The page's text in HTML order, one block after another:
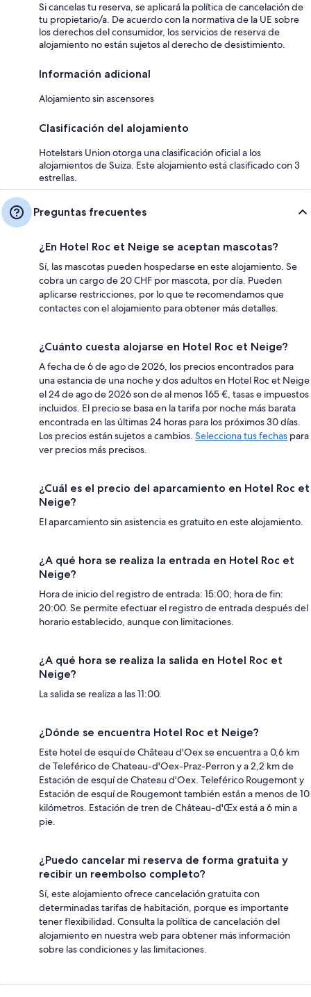
Si cancelas tu reserva, se aplicará la política de cancelación de
tu propietario/a. De acuerdo con la normativa de la UE sobre
los derechos del consumidor, los servicios de reserva de
alojamiento no están sujetos al derecho de desistimiento.
Información adicional
Alojamiento sin ascensores
Clasificación del alojamiento
Hotelstars Union otorga una clasificación oficial a los
alojamientos de Suiza. Este alojamiento está clasificado con 3
estrellas.
Preguntas frecuentes
¿En Hotel Roc et Neige se aceptan mascotas?
Sí, las mascotas pueden hospedarse en este alojamiento. Se
cobra un cargo de 20 CHF por mascota, por día. Pueden
aplicarse restricciones, por lo que te recomendamos que
contactes con el alojamiento para obtener más detalles.
¿Cuánto cuesta alojarse en Hotel Roc et Neige?
A fecha de 6 de ago de 2026, los precios encontrados para
una estancia de una noche y dos adultos en Hotel Roc et Neige
el 24 de ago de 2026 son de al menos 165 €, tasas e impuestos
incluidos. El precio se basa en la tarifa por noche más barata
encontrada en las últimas 24 horas para los próximos 30 días.
Los precios están sujetos a cambios. Selecciona tus fechas para
ver precios más precisos.
¿Cuál es el precio del aparcamiento en Hotel Roc et
Neige?
El aparcamiento sin asistencia es gratuito en este alojamiento.
¿A qué hora se realiza la entrada en Hotel Roc et
Neige?
Hora de inicio del registro de entrada: 15:00; hora de fin:
20:00. Se permite efectuar el registro de entrada después del
horario establecido, aunque con limitaciones.
¿A qué hora se realiza la salida en Hotel Roc et
Neige?
La salida se realiza a las 11:00.
¿Dónde se encuentra Hotel Roc et Neige?
Este hotel de esquí de Château d'Oex se encuentra a 0,6 km
de Teleférico de Chateau-d'Oex-Praz-Perron y a 2,2 km de
Estación de esquí de Chateau d'Oex. Teleférico Rougemont y
Estación de esquí de Rougemont también están a menos de 10
kilómetros. Estación de tren de Château-d'Œx está a 6 min a
pie.
¿Puedo cancelar mi reserva de forma gratuita y
recibir un reembolso completo?
Sí, este alojamiento ofrece cancelación gratuita con
determinadas tarifas de habitación, porque es importante
tener flexibilidad. Consulta la política de cancelación del
alojamiento en nuestra web para obtener más información
sobre las condiciones y las limitaciones.